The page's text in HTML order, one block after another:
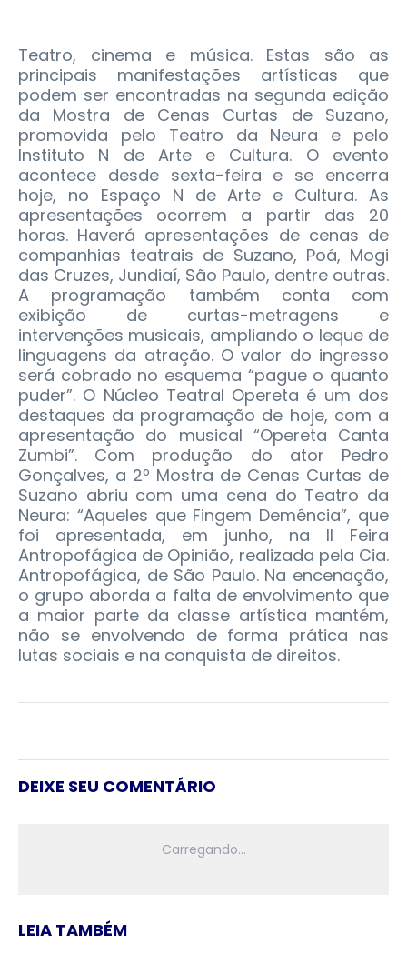
Teatro, cinema e música. Estas são as
principais manifestações artísticas que
podem ser encontradas na segunda edição
da Mostra de Cenas Curtas de Suzano,
promovida pelo Teatro da Neura e pelo
Instituto N de Arte e Cultura. O evento
acontece desde sexta-feira e se encerra
hoje, no Espaço N de Arte e Cultura. As
apresentações ocorrem a partir das 20
horas. Haverá apresentações de cenas de
companhias teatrais de Suzano, Poá, Mogi
das Cruzes, Jundiaí, São Paulo, dentre outras.
A programação também conta com
exibição de curtas-metragens e
intervenções musicais, ampliando o leque de
linguagens da atração. O valor do ingresso
será cobrado no esquema “pague o quanto
puder”. O Núcleo Teatral Opereta é um dos
destaques da programação de hoje, com a
apresentação do musical “Opereta Canta
Zumbi”. Com produção do ator Pedro
Gonçalves, a 2º Mostra de Cenas Curtas de
Suzano abriu com uma cena do Teatro da
Neura: “Aqueles que Fingem Demência”, que
foi apresentada, em junho, na II Feira
Antropofágica de Opinião, realizada pela Cia.
Antropofágica, de São Paulo. Na encenação,
o grupo aborda a falta de envolvimento que
a maior parte da classe artística mantém,
não se envolvendo de forma prática nas
lutas sociais e na conquista de direitos.
DEIXE SEU COMENTÁRIO
LEIA TAMBÉM